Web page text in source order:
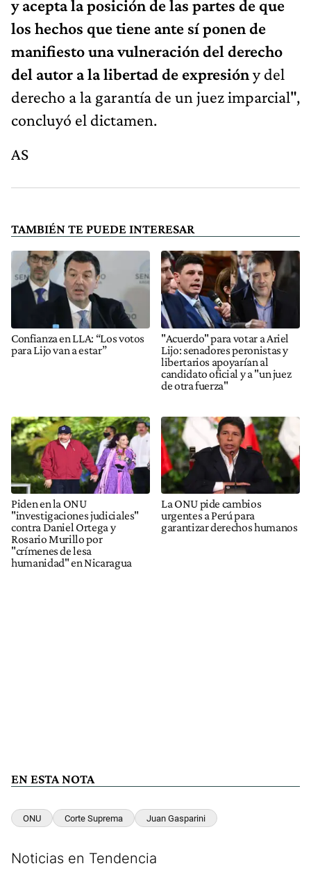
y acepta la posición de las partes de que
los hechos que tiene ante sí ponen de
manifiesto una vulneración del derecho
del autor a la libertad de expresióny del
derecho a la garantía de un juez imparcial",
concluyó el dictamen.
AS
TAMBIÉN TE PUEDE INTERESAR
Confianza en LLA: “Los votos
para Lijo van a estar”
"Acuerdo" para votar a Ariel
Lijo: senadores peronistas y
libertarios apoyarían al
candidato oficial y a "un juez
de otra fuerza"
Piden en la ONU
"investigaciones judiciales"
contra Daniel Ortega y
Rosario Murillo por
"crímenes de lesa
humanidad" en Nicaragua
La ONU pide cambios
urgentes a Perú para
garantizar derechos humanos
EN ESTA NOTA
ONU Corte Suprema Juan Gasparini
Noticias en Tendencia